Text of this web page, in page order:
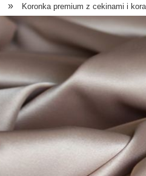
» Koronka premium z cekinami i